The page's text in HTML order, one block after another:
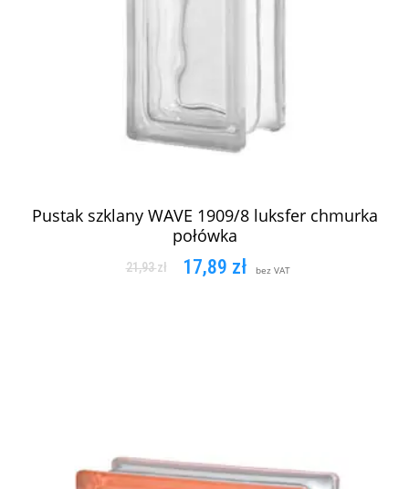
Pustak szklany WAVE 1909/8 luksfer chmurka
połówka
21,93zł 17,89 zł bez VAT